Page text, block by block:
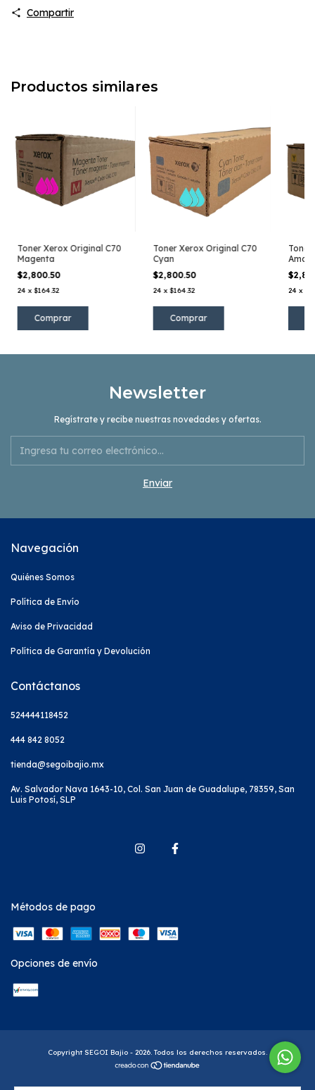
Compartir
Productos similares
Toner Xerox Original C70
Magenta
$2,800.50
24 x$164.32
Toner Xerox Original C70
Cyan
$2,800.50
24 x$164.32
Toner
24 x
Newsletter
Regístrate y recibe nuestras novedades y ofertas.
Navegación
Quiénes Somos
Política de Envío
Aviso de Privacidad
Política de Garantía y Devolución
Contáctanos
524444118452
444 842 8052
tienda@segoibajio.mx
Av. Salvador Nava 1643-10, Col. San Juan de Guadalupe, 78359, San
Luis Potosí, SLP
Métodos de pago
Opciones de envío
Copyright SEGOI Bajio - 2026. Todos los derechos reservados.